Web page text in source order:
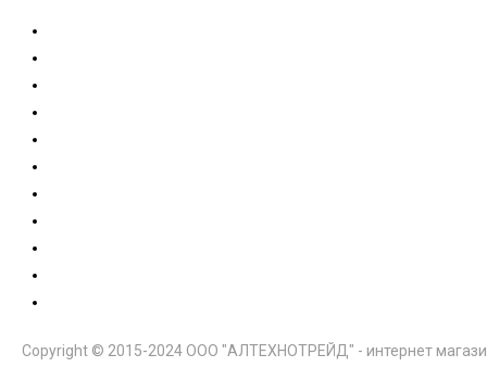
Copyright © 2015-2024 ООО "АЛТЕХНОТРЕЙД" - интернет